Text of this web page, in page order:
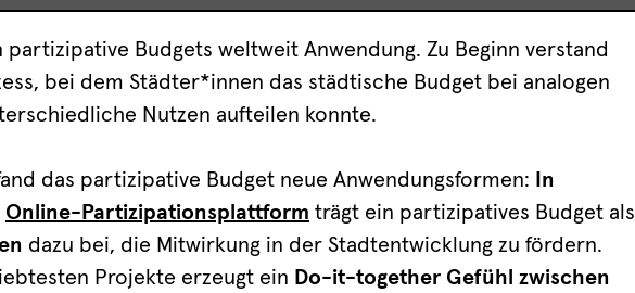
partizipative Budgets weltweit Anwendung. Zu Beginn verstand
bei dem Städter*innen das städtische Budget bei analogen
Nutzen aufteilen konnte.
das partizipative Budget neue Anwendungsformen:
In
Online-Partizipationsplattform trägt ein partizipatives Budget als
dazu bei, die Mitwirkung in der Stadtentwicklung zu fördern.
Projekte erzeugt ein Do-it-together Gefühl zwischen